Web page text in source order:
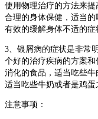
使用物理治疗的方法来
合理的身体保健，适当的
有效的缓解身体不适的症
3、银屑病的症状是非常
个好的治疗疾病的方案
消化的食品，适当吃些
适当吃些牛奶或者是鸡蛋
注意事项：